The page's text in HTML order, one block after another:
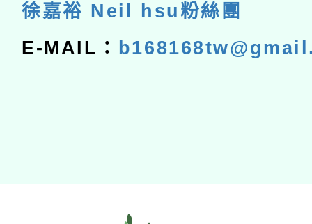
徐嘉裕 Neil hsu粉絲團
E-MAIL：